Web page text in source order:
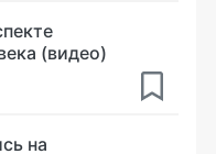
(видео)
на